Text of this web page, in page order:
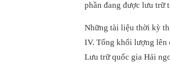
phần đang được lưu trữ
Những tài liệu thời kỳ
IV. Tổng khối lượng lên
Lưu trữ quốc gia Hải